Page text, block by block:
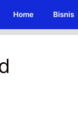
Home Bisnis